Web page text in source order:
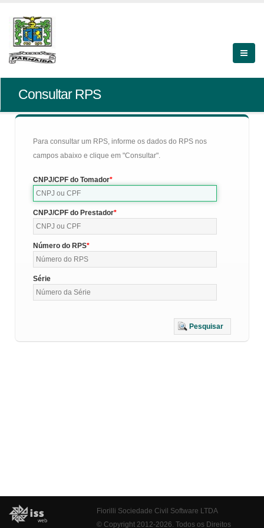
Consultar RPS
Para consultar um RPS, informe os dados do RPS nos
campos abaixo e clique em "Consultar".
CNPJ/CPF do Tomador
CNPJ/CPF do Prestador
Número do RPS
Série
Pesquisar
Fiorilli Sociedade Civil Software LTDA
© Copyright 2012-2026. Todos os Direitos